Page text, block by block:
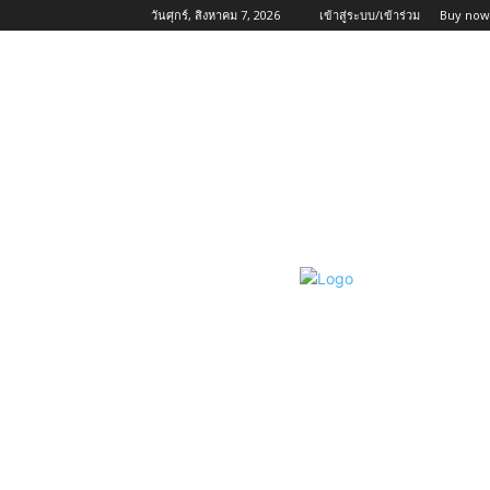
วันศุกร์, สิงหาคม 7, 2026 เข้าสู่ระบบ/เข้าร่วม Buy